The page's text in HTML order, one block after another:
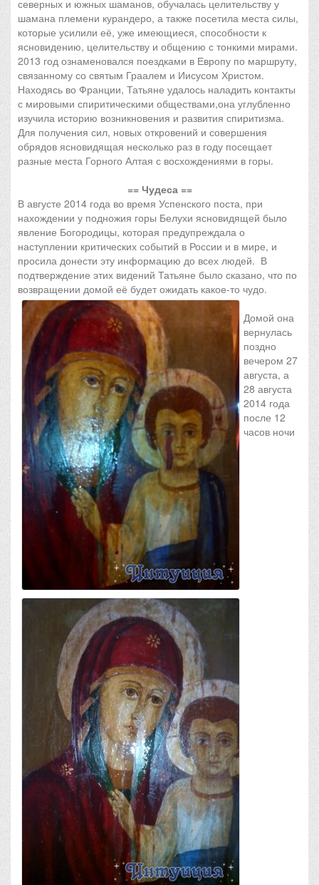
северных и южных шаманов, обучалась целительству у
шамана племени курандеро, а также посетила места силы,
которые усилили её, уже имеющиеся, способности к
ясновидению, целительству и общению с тонкими мирами.
2013 год ознаменовался поездками в Европу по маршруту,
связанному со святым Граалем и Иисусом Христом.
Находясь во Франции, Татьяне удалось наладить контакты
с мировыми спиритическими обществами,она углубленно
изучила историю возникновения и развития спиритизма.
Для получения сил, новых откровений и совершения
обрядов ясновидящая несколько раз в году посещает
разные места Горного Алтая с восхождениями в горы.
== Чудеса ==
В августе 2014 года во время Успенского поста, при
нахождении у подножия горы Белухи ясновидящей было
явление Богородицы, которая предупреждала о
наступлении критических событий в России и в мире, и
просила донести эту информацию до всех людей. В
подтверждение этих видений Татьяне было сказано, что по
возвращении домой её будет ожидать какое-то чудо.
Домой она
вернулась
поздно
вечером 27
августа, а
28 августа
2014 года
после 12
часов ночи